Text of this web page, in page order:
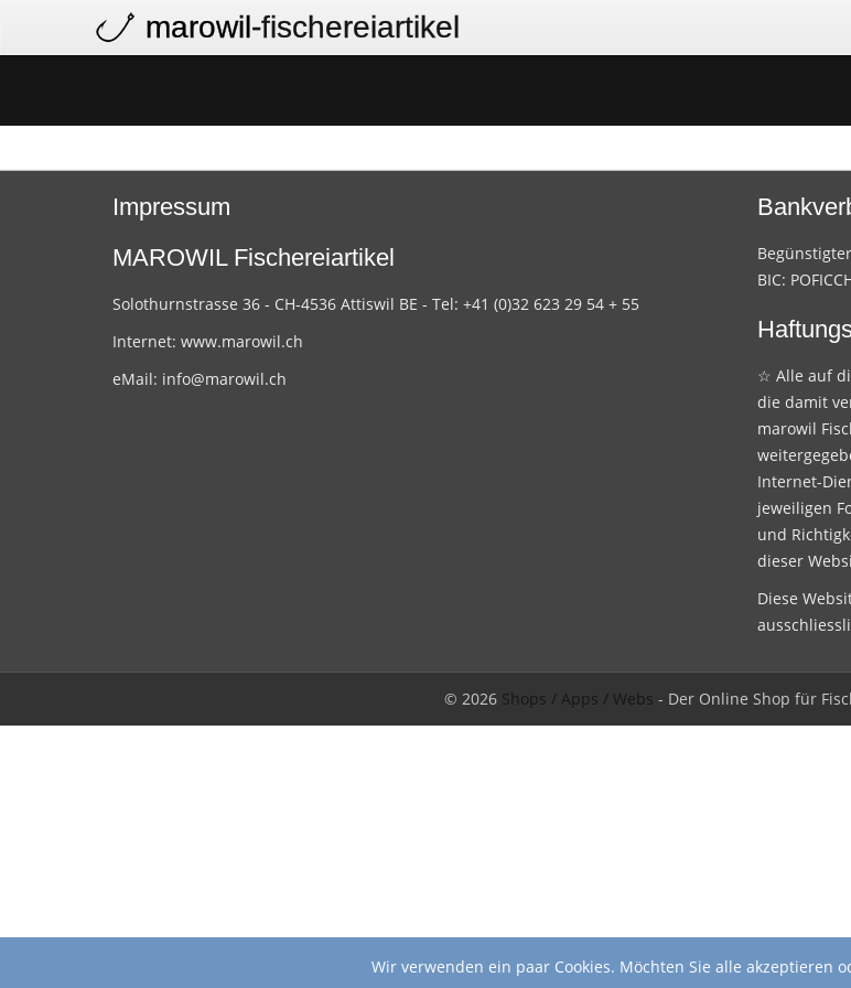
marowil-fischereiartikel
Impressum
MAROWIL Fischereiartikel
Solothurnstrasse 36 - CH-4536 Attiswil BE - Tel: +41 (0)32 623 29 54 + 55
Internet: www.marowil.ch
eMail: info@marowil.ch
BIC:
☆ Alle auf
die damit
marowil
Internet-
jeweiligen
und
dieser
Diese
© 2026 Shops / Apps / Webs - Der Online Shop für
Wir verwenden ein paar Cookies. Möchten Sie alle akzeptieren